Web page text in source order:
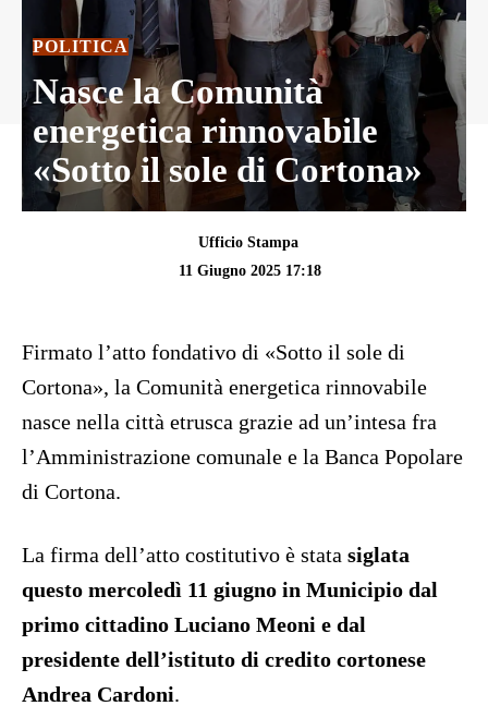
POLITICA
Nasce la Comunità
energetica rinnovabile
«Sotto il sole di Cortona»
Ufficio Stampa
11 Giugno 2025 17:18
Firmato l’atto fondativo di «Sotto il sole di
Cortona», la Comunità energetica rinnovabile
nasce nella città etrusca grazie ad un’intesa fra
l’Amministrazione comunale e la Banca Popolare
di Cortona.
La firma dell’atto costitutivo è stata siglata
questo mercoledì 11 giugno in Municipio dal
primo cittadino Luciano Meoni e dal
presidente dell’istituto di credito cortonese
Andrea Cardoni.